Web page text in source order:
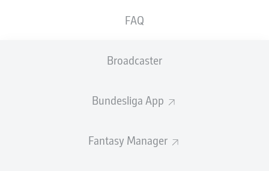
FAQ
Broadcaster
Bundesliga App
Fantasy Manager
Auf Rang eins liegt natürlich der King:
Engländer damit auf Rang drei aller Abschlüsse, die zu
(129,89 km/h; 17. Spieltag 2024/25) und Leverkusens
Meister-Spielmacher Granit Xhaka (128,72 km/h; 1.